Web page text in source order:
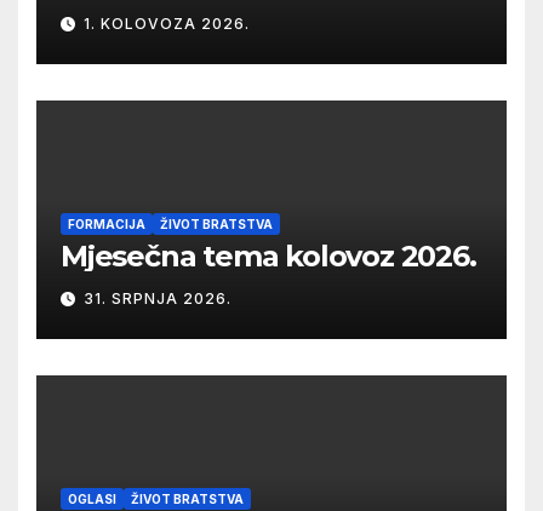
1. KOLOVOZA 2026.
FORMACIJA ŽIVOT BRATSTVA
Mjesečna tema kolovoz 2026.
31. SRPNJA 2026.
OGLASI ŽIVOT BRATSTVA